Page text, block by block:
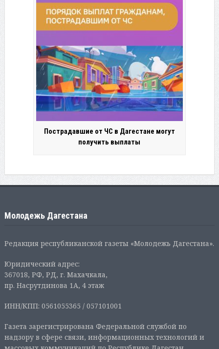
Пострадавшие от ЧС в Дагестане могут
получить выплаты
Молодежь Дагестана
Редакция республиканской газеты «Молодежь Дагестана».
Юридический адрес:
367018, РФ, РД, г. Махачкала,
пр. Насрутдинова 1А, 4 этаж
ИНН/КПП: 0561055365 / 057101001
Газета зарегистрирована Федеральной службой по
надзору в сфере связи, информационных технологий и